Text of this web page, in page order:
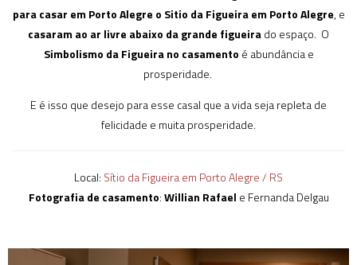
para casar em Porto Alegre o Sitio da Figueira em Porto Alegre, e
casaram ao ar livre abaixo da grande figueirado espaço. O
Simbolismo da Figueira no casamento é abundância e
prosperidade.
E é isso que desejo para esse casal que a vida seja repleta de
felicidade e muita prosperidade.
Local: Sítio da Figueira em Porto Alegre / RS
Fotografia de casamento:Willian Rafael e Fernanda Delgau